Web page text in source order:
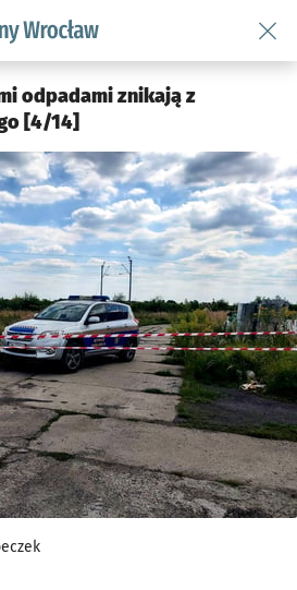
podserwis: Środowisko we
odpadami znikają z
[4/14]